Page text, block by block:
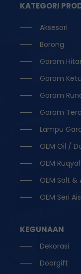
KATEGORI
Aksesori
Borong
Garam
Garam
Garam
Garam
Lampu
OEM Oil /
OEM
OEM Salt &
OEM Seri
KEGUNAAN
Dekorasi
Doorgift